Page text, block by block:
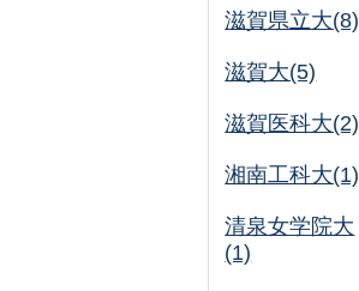
滋賀県立大(8)
滋賀大(5)
滋賀医科大(2)
湘南工科大(1)
清泉女学院大
(1)